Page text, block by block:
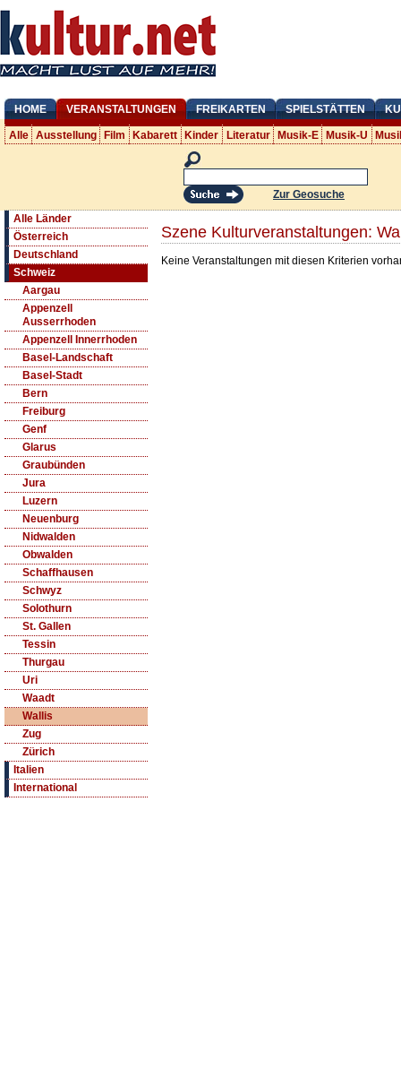
HOME VERANSTALTUNGEN FREIKARTEN SPIELSTÄTTEN
Alle Ausstellung Film Kabarett Kinder Literatur Musik-E Musik-U
Zur Geosuche
Alle Länder
Österreich
Deutschland
Schweiz
Aargau
Appenzell
Ausserrhoden
Appenzell Innerrhoden
Basel-Landschaft
Basel-Stadt
Bern
Freiburg
Genf
Glarus
Graubünden
Jura
Luzern
Neuenburg
Nidwalden
Obwalden
Schaffhausen
Schwyz
Solothurn
St. Gallen
Tessin
Thurgau
Uri
Waadt
Wallis
Zug
Zürich
Italien
International
Szene Kulturveranstaltungen:
Keine Veranstaltungen mit diesen Kriterien